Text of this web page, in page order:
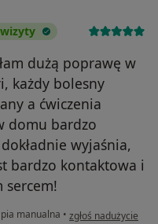
dużą poprawę w
każdy bolesny
a ćwiczenia
domu bardzo
wyjaśnia,
bardzo kontaktowa i
sercem!
manualna • w opinii
zgłoś nadużycie